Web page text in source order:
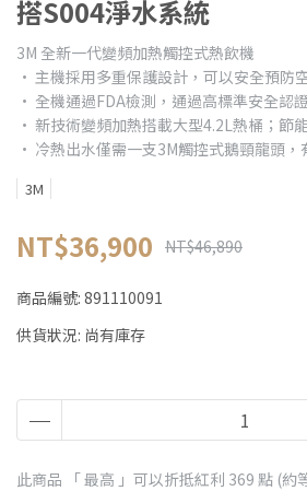
搭S004淨水系統
3M 全新一代變頻加熱觸控式熱飲機
• 主機採用多重保護設計，可以安全預防
• 全機通過FDA檢測，通過高標準安全認證
• 新技術變頻加熱搭載大型4.2L熱桶；節
• 冷熱出水僅需一支3M觸控式鵝頸龍頭
3M
NT$36,900 NT$46,890
商品編號: 891110091
供貨狀況: 尚有庫存
此商品 「 最高 」可以折抵紅利 369 點 (約